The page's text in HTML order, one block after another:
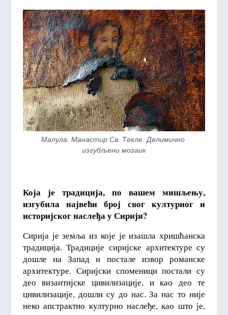
Малула. Манастир Св. Текле. Делимично
изгубљени мозаик
Која је традиција, по вашем мишљењу,
изгубила највећи број свог културног и
историјског наслеђа у Сирији?
Сирија је земља из које је изашла хришћанска
традиција. Традиције сиријске архитектуре су
дошле на Запад и постале извор романске
архитектуре. Сиријски споменици постали су
део византијске цивилизације, и као део те
цивилизације, дошли су до нас. За нас то није
неко апстрактно културно наслеђе, као што је,